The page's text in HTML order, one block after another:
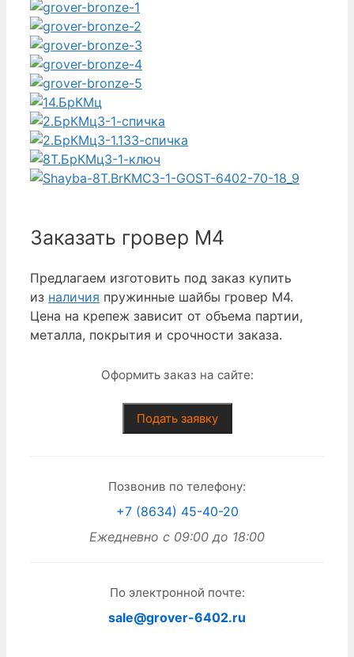
Заказать гровер М4
Предлагаем изготовить под заказ купить
из наличия пружинные шайбы гровер М4.
Цена на крепеж зависит от объема партии,
металла, покрытия и срочности заказа.
Оформить заказ на сайте:
Подать заявку
Позвонив по телефону:
+7 (8634) 45-40-20
Ежедневно с 09:00 до 18:00
По электронной почте:
sale@grover-6402.ru